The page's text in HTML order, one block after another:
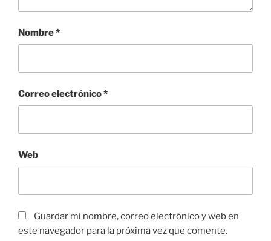
Nombre*
Correo electrónico*
Web
Guardar mi nombre, correo electrónico y web en
este navegador para la próxima vez que comente.